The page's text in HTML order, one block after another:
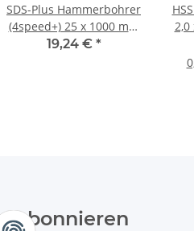
SDS-Plus Hammerbohrer
(4speed+) 25 x 1000 mm
1 Stck.
19,24 € *
Abonnieren